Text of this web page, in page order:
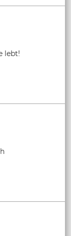
lebt!